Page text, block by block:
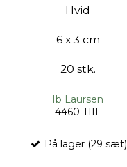
Hvid
6 x 3 cm
20 stk.
Ib Laursen
4460-11IL
På lager (29 sæt)